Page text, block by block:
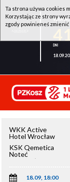
WKK
WKK Active
Hotel Wrocław
KSK Qemetica
Noteć
Inowrocław
18.09, 18:00
Ta strona używa cookies
Korzystając ze strony
zgody powinieneś